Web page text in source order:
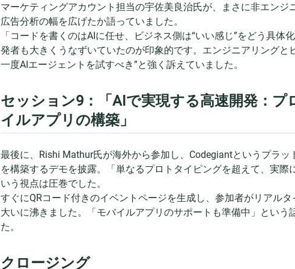
マーケティングアカウント担当の宇佐美良治氏が、まさに非エンジ
広告分析の幅を広げたか語っていました。
「コードを書くのはAIに任せ、ビジネス側は“いい感じ”をどう具
発者も大きくうなずいていたのが印象的です。エンジニアリングと
一度AIエージェントを試すべき”と強く訴えていました。
セッション9：「AIで実現する高速開発：
イルアプリの構築」
最後に、Rishi Mathur氏が海外から参加し、Codegiantというプラ
を構築するデモを披露。「単なるプロトタイピングを超えて、実
いう視点は圧巻でした。
すぐにQRコード付きのイベントページを生成し、参加者がリアル
大いに沸きました。「モバイルアプリのサポートも準備中」とい
た。
クロージング